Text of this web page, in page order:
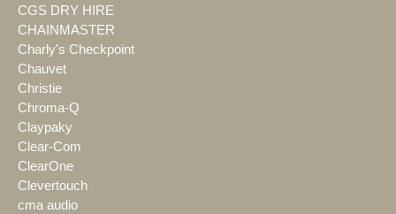
CGS DRY HIRE
CHAINMASTER
Charly's Checkpoint
Chauvet
Christie
Chroma-Q
Claypaky
Clear-Com
ClearOne
Clevertouch
cma audio